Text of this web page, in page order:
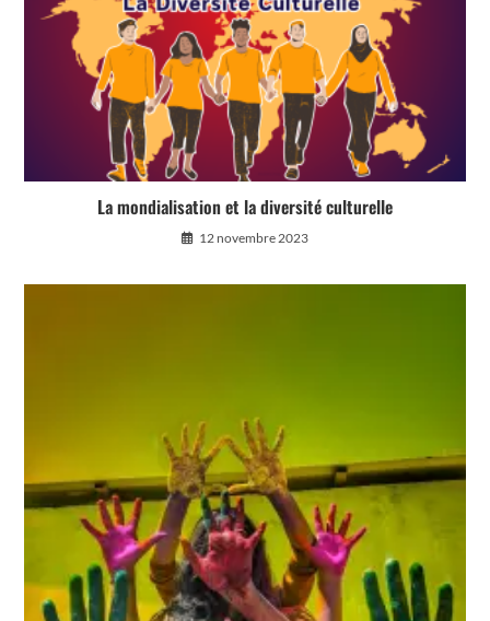
La mondialisation et la diversité culturelle
12 novembre 2023